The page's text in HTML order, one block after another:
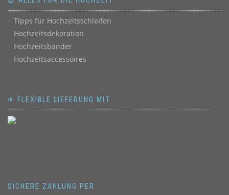
Tipps für Hochzeitsschleifen
Hochzeitsdekoration
Hochzeitsbänder
Hochzeitsaccessoires
✈ FLEXIBLE LIEFERUNG MIT
SICHERE ZAHLUNG PER